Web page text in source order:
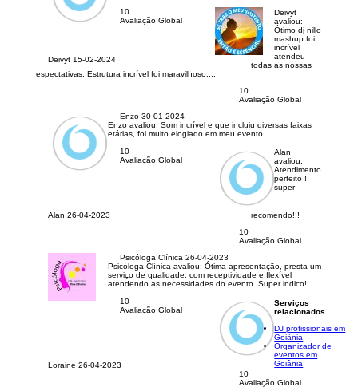
10
Avaliação Global
Deivyt 15-02-2024
Deivyt
avaliou:
Ótimo dj nillo
mashup foi
incrível
atendeu
todas as nossas
espectativas. Estrutura incrível foi maravilhoso....
10
Avaliação Global
Enzo 30-01-2024
Enzo avaliou: Som incrível e que incluiu diversas faixas
etárias, foi muito elogiado em meu evento
10
Avaliação Global
Alan 26-04-2023
Alan
avaliou:
Atendimento
perfeito !
super
recomendo!!!
10
Avaliação Global
Psicóloga Clínica 26-04-2023
Psicóloga Clínica avaliou: Ótima apresentação, presta um
serviço de qualidade, com receptividade e flexível
atendendo as necessidades do evento. Super indico!
10
Avaliação Global
Loraine 26-04-2023
10
Avaliação Global
Serviços
relacionados
DJ profissionais em
Goiânia
Organizador de
eventos em
Goiânia